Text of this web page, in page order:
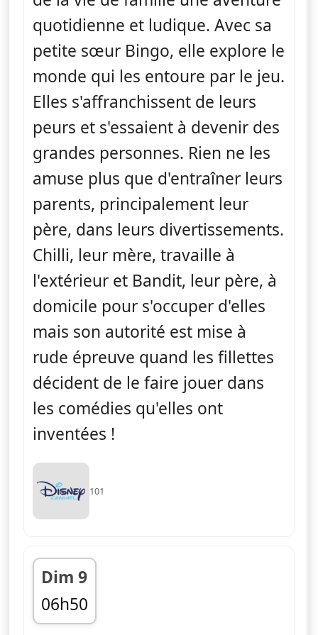
quotidienne et ludique. Avec sa
petite sœur Bingo, elle explore le
monde qui les entoure par le jeu.
Elles s'affranchissent de leurs
peurs et s'essaient à devenir des
grandes personnes. Rien ne les
amuse plus que d'entraîner leurs
parents, principalement leur
père, dans leurs divertissements.
Chilli, leur mère, travaille à
l'extérieur et Bandit, leur père, à
domicile pour s'occuper d'elles
mais son autorité est mise à
rude épreuve quand les fillettes
décident de le faire jouer dans
les comédies qu'elles ont
inventées !
101
Dim 9
06h50
fin 07h00